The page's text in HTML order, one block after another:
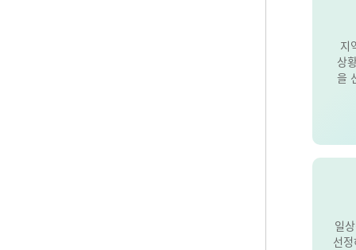
지
상
을
일
선